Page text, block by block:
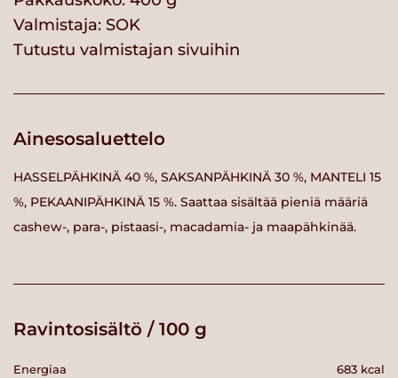
Valmistaja: SOK
Tutustu valmistajan sivuihin
Ainesosaluettelo
HASSELPÄHKINÄ 40 %, SAKSANPÄHKINÄ 30 %, MANTELI 15
%, PEKAANIPÄHKINÄ 15 %. Saattaa sisältää pieniä määriä
cashew-, para-, pistaasi-, macadamia- ja maapähkinää.
Ravintosisältö / 100 g
Energiaa 683 kcal